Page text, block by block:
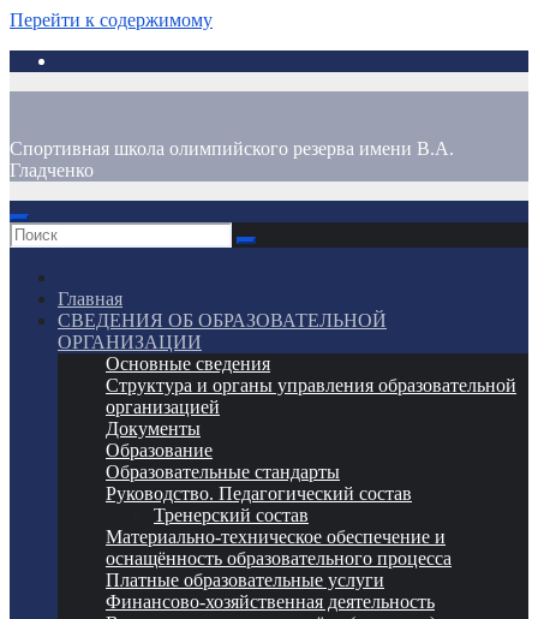
Перейти к содержимому
Спортивная школа олимпийского резерва имени В.А.
Гладченко
Главная
СВЕДЕНИЯ ОБ ОБРАЗОВАТЕЛЬНОЙ
ОРГАНИЗАЦИИ
Основные сведения
Структура и органы управления образовательной
организацией
Документы
Образование
Образовательные стандарты
Руководство. Педагогический состав
Тренерский состав
Материально-техническое обеспечение и
оснащённость образовательного процесса
Платные образовательные услуги
Финансово-хозяйственная деятельность